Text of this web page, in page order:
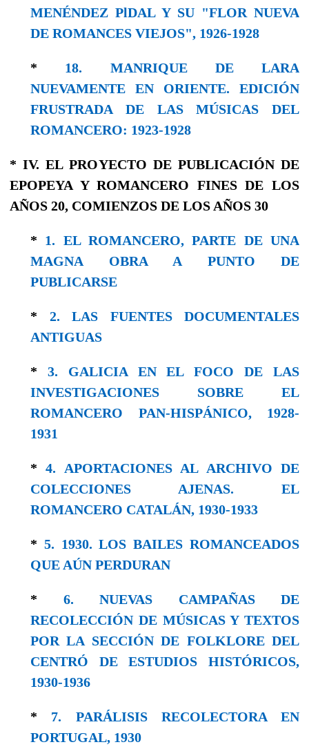
MENÉNDEZ PlDAL Y SU "FLOR NUEVA
DE ROMANCES VIEJOS", 1926-1928
* 18. MANRIQUE DE LARA
NUEVAMENTE EN ORIENTE. EDICIÓN
FRUSTRADA DE LAS MÚSICAS DEL
ROMANCERO: 1923-1928
* IV. EL PROYECTO DE PUBLICACIÓN DE
EPOPEYA Y ROMANCERO FINES DE LOS
AÑOS 20, COMIENZOS DE LOS AÑOS 30
* 1. EL ROMANCERO, PARTE DE UNA
MAGNA OBRA A PUNTO DE
PUBLICARSE
* 2. LAS FUENTES DOCUMENTALES
ANTIGUAS
* 3. GALICIA EN EL FOCO DE LAS
INVESTIGACIONES SOBRE EL
ROMANCERO PAN-HISPÁNICO, 1928-
1931
*4. APORTACIONES AL ARCHIVO DE
COLECCIONES AJENAS. EL
ROMANCERO CATALÁN, 1930-1933
* 5. 1930. LOS BAILES ROMANCEADOS
QUE AÚN PERDURAN
* 6. NUEVAS CAMPAÑAS DE
RECOLECCIÓN DE MÚSICAS Y TEXTOS
POR LA SECCIÓN DE FOLKLORE DEL
CENTRÓ DE ESTUDIOS HISTÓRICOS,
1930-1936
* 7. PARÁLISIS RECOLECTORA EN
PORTUGAL, 1930